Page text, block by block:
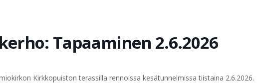
Tapaaminen 2.6.2026
Kirkkopuiston terassilla rennoissa kesätunnelmissa tiistaina 2.6.2026.